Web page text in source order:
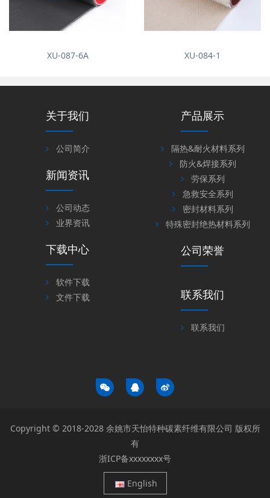
XU-087-6A XU-084-1
关于我们
公司简介
产品展示
隔热&耐火材料系列
防火&焊接系列
劳保系列
急救安全系列
密封材料系列
特殊密封绝热材料系列
新闻资讯
公司动态
业界资讯
下载中心
软件下载
文件下载
公司荣誉
联系我们
联系我们
Copyright © 2018-2028 余姚市天怡特种碳素纤维有限公司 版权所
有
浙ICP备xxxxxxxx号
English